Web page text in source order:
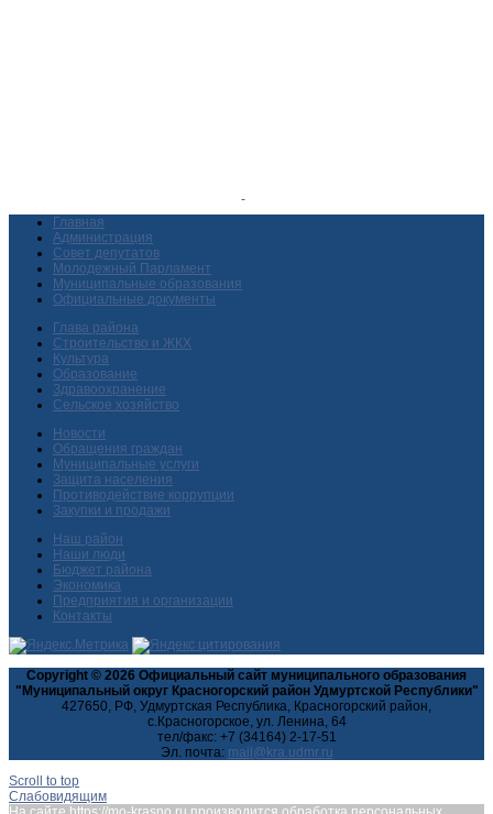
Главная
Администрация
Совет депутатов
Молодежный Парламент
Муниципальные образования
Официальные документы
Глава района
Строительство и ЖКХ
Культура
Образование
Здравоохранение
Сельское хозяйство
Новости
Обращения граждан
Муниципальные услуги
Защита населения
Противодействие коррупции
Закупки и продажи
Наш район
Наши люди
Бюджет района
Экономика
Предприятия и организации
Контакты
Copyright © 2026 Официальный сайт муниципального образования
"Муниципальный округ Красногорский район Удмуртской Республики"
427650, РФ, Удмуртская Республика, Красногорский район,
с.Красногорское, ул. Ленина, 64
тел/факс: +7 (34164) 2-17-51
Эл. почта:
Scroll to top
Слабовидящим